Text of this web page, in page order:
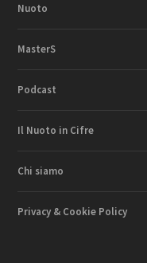
Nuoto
MasterS
Podcast
Il Nuoto in Cifre
Chi siamo
Privacy & Cookie Policy